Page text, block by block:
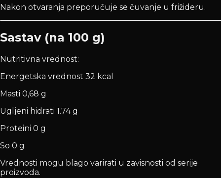
Nakon otvaranja preporučuje se čuvanje u frižideru.
Sastav (na 100 g)
Nutritivna vrednost:
Energetska vrednost 32 kcal
Masti 0,68 g
Ugljeni hidrati 1.74 g
Proteini 0 g
So 0 g
Vrednosti mogu blago varirati u zavisnosti od serije
proizvoda.